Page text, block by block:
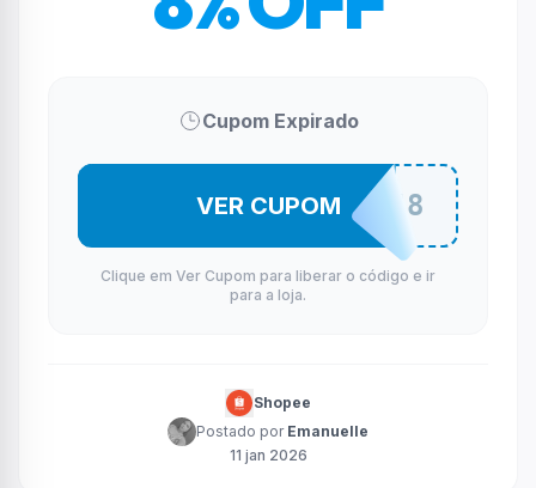
Cupom Expirado
LOJAOU8
VER CUPOM
Clique em Ver Cupom para liberar o código e ir
para a loja.
Shopee
Postado por Emanuelle
11 jan 2026